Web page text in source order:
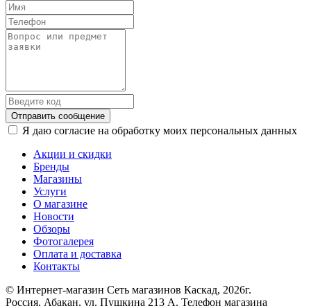
Отправить сообщение
Я даю согласие на обработку моих персональных данных
Акции и скидки
Бренды
Магазины
Услуги
О магазине
Новости
Обзоры
Фотогалерея
Оплата и доставка
Контакты
© Интернет-магазин Сеть магазинов Каскад, 2026г.
Россия, Абакан, ул. Пушкина 213 А. Телефон магазина